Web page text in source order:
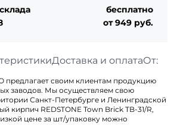
Доставка и оплата
своим клиентам продукцию
заводов. Мы осуществляем свою
Санкт-Петербурге и Ленинградской
кирпич REDSTONE Town Brick TB-31/R,
цене за шт/упаковку можно
бесплатно
от 949 руб.